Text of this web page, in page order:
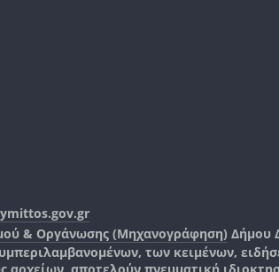
& Οργάνωσης (Μηχανογράφηση) Δήμου
των κειμένων,